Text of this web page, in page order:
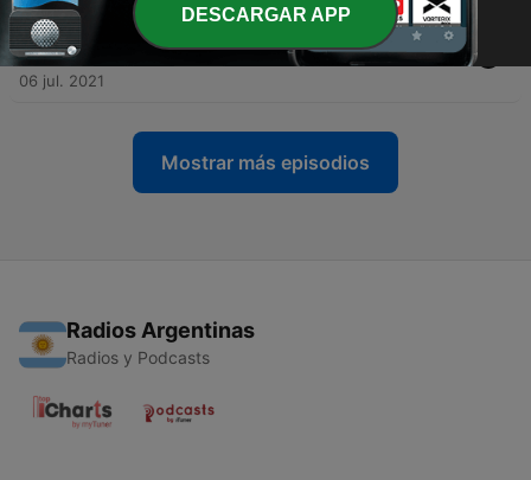
23 - Narda Lepes y la lucha por el etiquetado frontal de
alimentos
06 jul. 2021
Mostrar más episodios
Radios Argentinas
Radios y Podcasts
DESCARGAR APP